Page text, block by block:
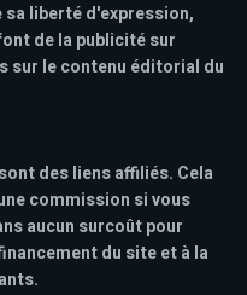
sa liberté d'expression,
de la publicité sur
sur le contenu éditorial du
des liens affiliés. Cela
commission si vous
aucun surcoût pour
du site et à la